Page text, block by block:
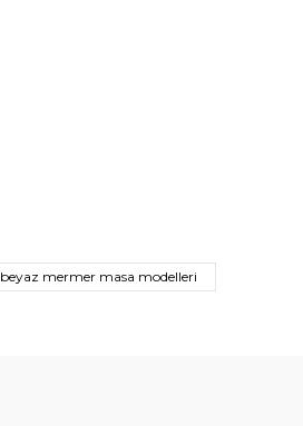
beyaz mermer masa modelleri